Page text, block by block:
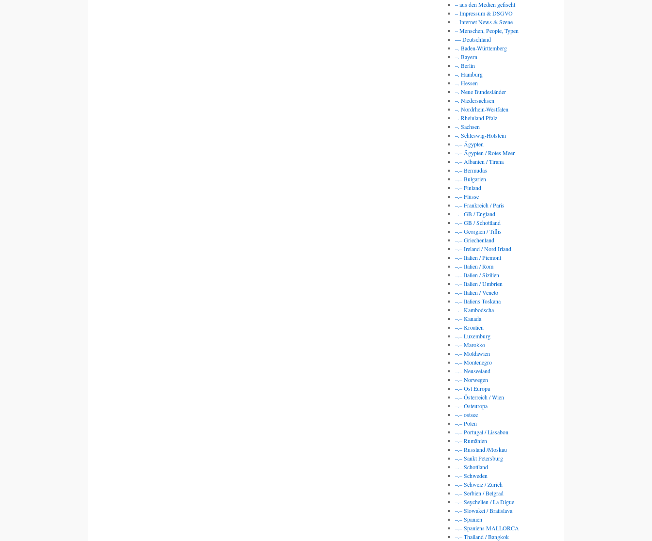
– aus den Medien gefischt
– Impressum & DSGVO
– Internet News & Szene
– Menschen, People, Typen
— Deutschland
–. Baden-Württemberg
–. Bayern
–. Berlin
–. Hamburg
–. Hessen
–. Neue Bundesländer
–. Niedersachsen
–. Nordrhein-Westfalen
–. Rheinland Pfalz
–. Sachsen
–. Schleswig-Holstein
–.– Ägypten
–.– Ägypten / Rotes Meer
–.– Albanien / Tirana
–.– Bermudas
–.– Bulgarien
–.– Finland
–.– Flüsse
–.– Frankreich / Paris
–.– GB / England
–.– GB / Schottland
–.– Georgien / Tiflis
–.– Griechenland
–.– Ireland / Nord Irland
–.– Italien / Piemont
–.– Italien / Rom
–.– Italien / Sizilien
–.– Italien / Umbrien
–.– Italien / Veneto
–.– Italiens Toskana
–.– Kambodscha
–.– Kanada
–.– Kroatien
–.– Luxemburg
–.– Marokko
–.– Moldawien
–.– Montenegro
–.– Neuseeland
–.– Norwegen
–.– Ost Europa
–.– Österreich / Wien
–.– Osteuropa
–.– ostsee
–.– Polen
–.– Portugal / Lissabon
–.– Rumänien
–.– Russland /Moskau
–.– Sankt Petersburg
–.– Schottland
–.– Schweden
–.– Schweiz / Zürich
–.– Serbien / Belgrad
–.– Seychellen / La Digue
–.– Slowakei / Bratislava
–.– Spanien
–.– Spaniens MALLORCA
–.– Thailand / Bangkok